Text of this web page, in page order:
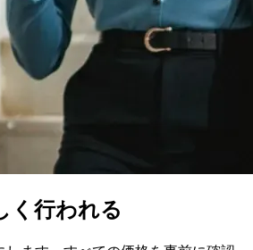
く行われる